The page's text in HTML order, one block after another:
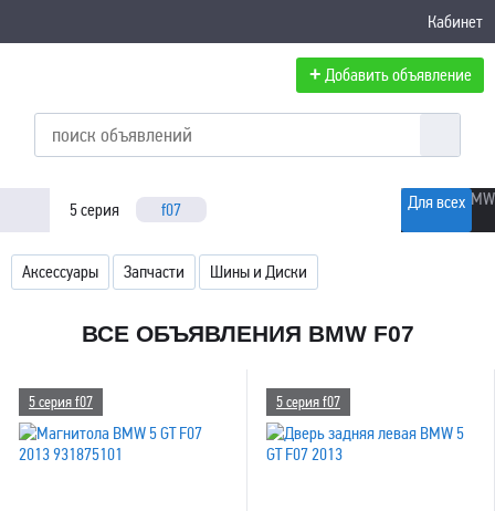
Кабинет
+ Добавить объявление
Для всех
5 серия f07
Аксессуары Запчасти Шины и Диски
ВСЕ ОБЪЯВЛЕНИЯ BMW F07
5 серия f07 5 серия f07